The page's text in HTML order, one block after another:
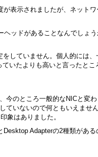
が表示されましたが、ネット
ヘッドがあることなんでしょ
していません。個人的には
いたよりも高いと言ったとこ
今のところ一般的なNICと変
ていないので何ともいえませ
象はありました。
Desktop Adapterの2種類があ